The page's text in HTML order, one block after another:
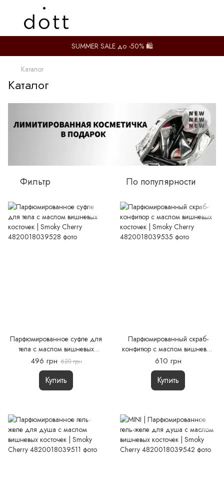
SUMMER SALE до -50% 🛍️
Каталог
Каталог
Фильтр По популярности
Парфюмированное суфле для
тела с маслом вишневых
косточек | Smoky Cherry
496 грн 620 грн
Купить
Парфюмированный скраб-
конфитюр с маслом вишневых
косточек | Smoky Cherry
610 грн
Купить